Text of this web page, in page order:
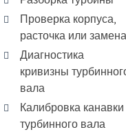
Проверка корпуса,
расточка или замена
Диагностика
кривизны
вала
Калибровка канавки
турбинного вала